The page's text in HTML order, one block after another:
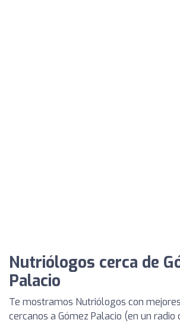
Nutriólogos cerca de
Palacio
Te mostramos Nutriólogos con
cercanos a Gómez Palacio (en un radio